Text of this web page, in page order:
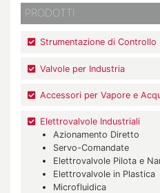
PRODOTTI
Strumentazione di Controllo
Valvole per Industria
Accessori per Vapore e
Elettrovalvole Industriali
Azionamento Diretto
Servo-Comandate
Elettrovalvole Pilota e
Elettrovalvole in Plastica
Microfluidica